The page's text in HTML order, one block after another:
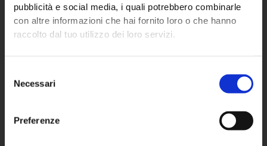
pubblicità e social media, i quali potrebbero combinarle
con altre informazioni che hai fornito loro o che hanno
raccolto dal tuo utilizzo dei loro servizi.
delNecessari
Preferenze
Via Almisana, 2
48018 Faenza (RA) – IT
Partita IVA: 02670760392